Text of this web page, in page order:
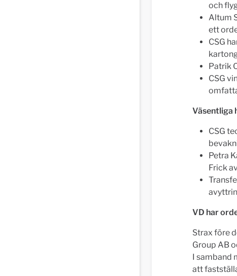
och
Altum
ett
CSG
Patrik
CSG
Väsentliga
CSG
Petra
Frick
VD har
Strax före
Group AB
I samband
att